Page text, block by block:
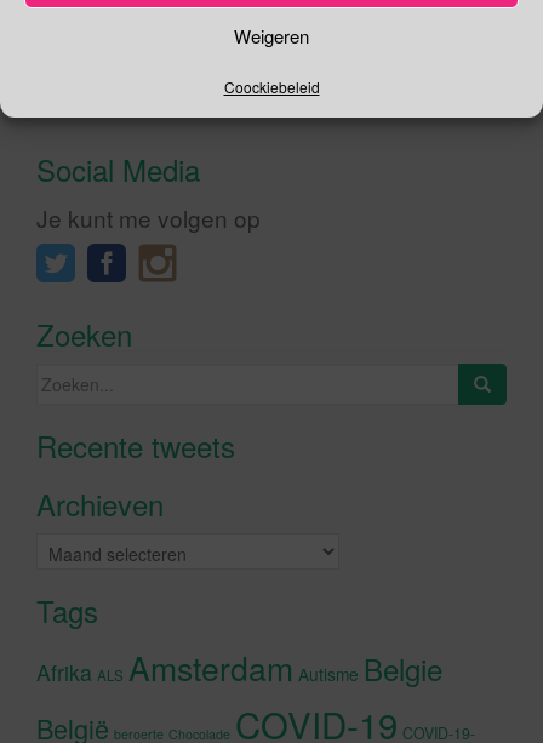
Weigeren
Coockiebeleid
Lees verder
Social Media
Je kunt me volgen op
Zoeken
Zoeken
Recente tweetsKlik om marketing cookies te
Archieven
Archieven
Tags
Afrika ALS Amsterdam Autisme Belgie
België beroerte Chocolade COVID-19 COVID-19-